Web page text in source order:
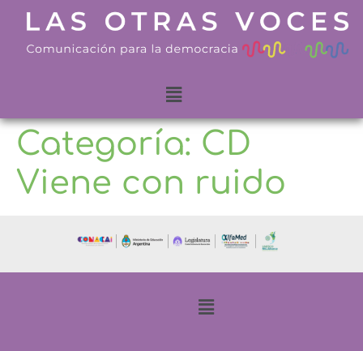
Categoría: CD
Viene con ruido